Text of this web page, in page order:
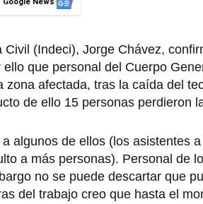
(Indeci), Jorge Chávez,
que personal del Cuerpo
afectada, tras la caída del
de ello 15 personas perdieron
algunos de ellos (los asistentes
a más personas). Personal de
no se puede descartar que
del trabajo creo que hasta el